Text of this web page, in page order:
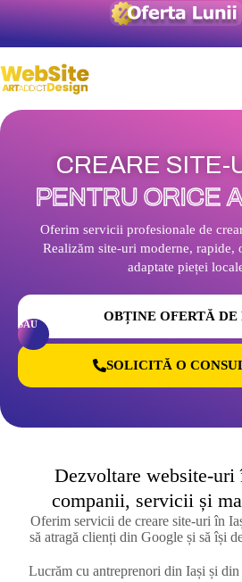
CREARE SITE-
PENTRU ORICE
Oferim servicii profesionale de
Realizăm site-uri moderne, rapide,
adaptate pieței
OBȚINE OFERTĂ DE
SAU
SOLICITĂ O
Dezvoltare website-uri
companii, servicii și
Oferim servicii de creare site-uri în
să atragă clienți din Google și să își
Lucrăm cu antreprenori din Iași și